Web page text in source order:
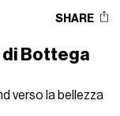
SHARE
di Bottega
verso la bellezza